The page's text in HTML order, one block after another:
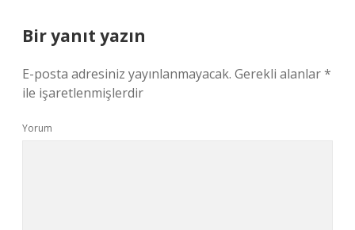
Bir yanıt yazın
E-posta adresiniz yayınlanmayacak. Gerekli alanlar*
ile işaretlenmişlerdir
Yorum